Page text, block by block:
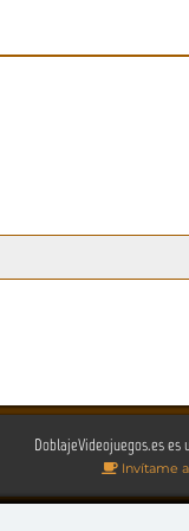
DoblajeVideojuegos.es
Invítame